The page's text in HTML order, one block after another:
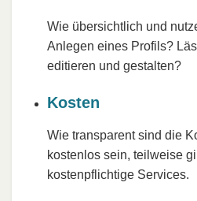
Wie übersichtlich und
Anlegen eines Profils?
editieren und gestalten?
Kosten
Wie transparent sind die
kostenlos sein, teilweise
kostenpflichtige Services.